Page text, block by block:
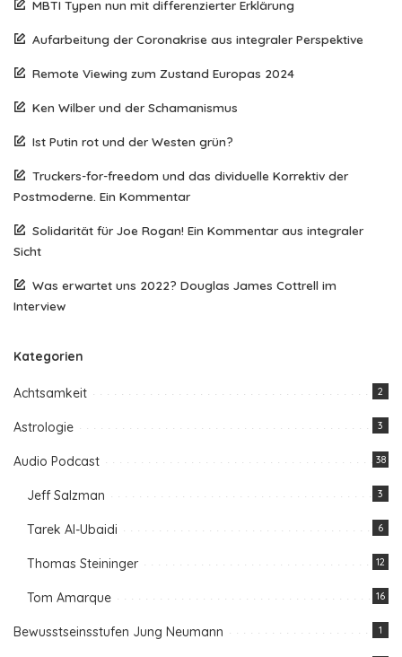
MBTI Typen nun mit differenzierter Erklärung
Aufarbeitung der Coronakrise aus integraler Perspektive
Remote Viewing zum Zustand Europas 2024
Ken Wilber und der Schamanismus
Ist Putin rot und der Westen grün?
Truckers-for-freedom und das dividuelle Korrektiv der
Postmoderne. Ein Kommentar
Solidarität für Joe Rogan! Ein Kommentar aus integraler
Sicht
Was erwartet uns 2022? Douglas James Cottrell im
Interview
Kategorien
Achtsamkeit 2
Astrologie 3
Audio Podcast 38
Jeff Salzman 3
Tarek Al-Ubaidi 6
Thomas Steininger 12
Tom Amarque 16
Bewusstseinsstufen Jung Neumann 1